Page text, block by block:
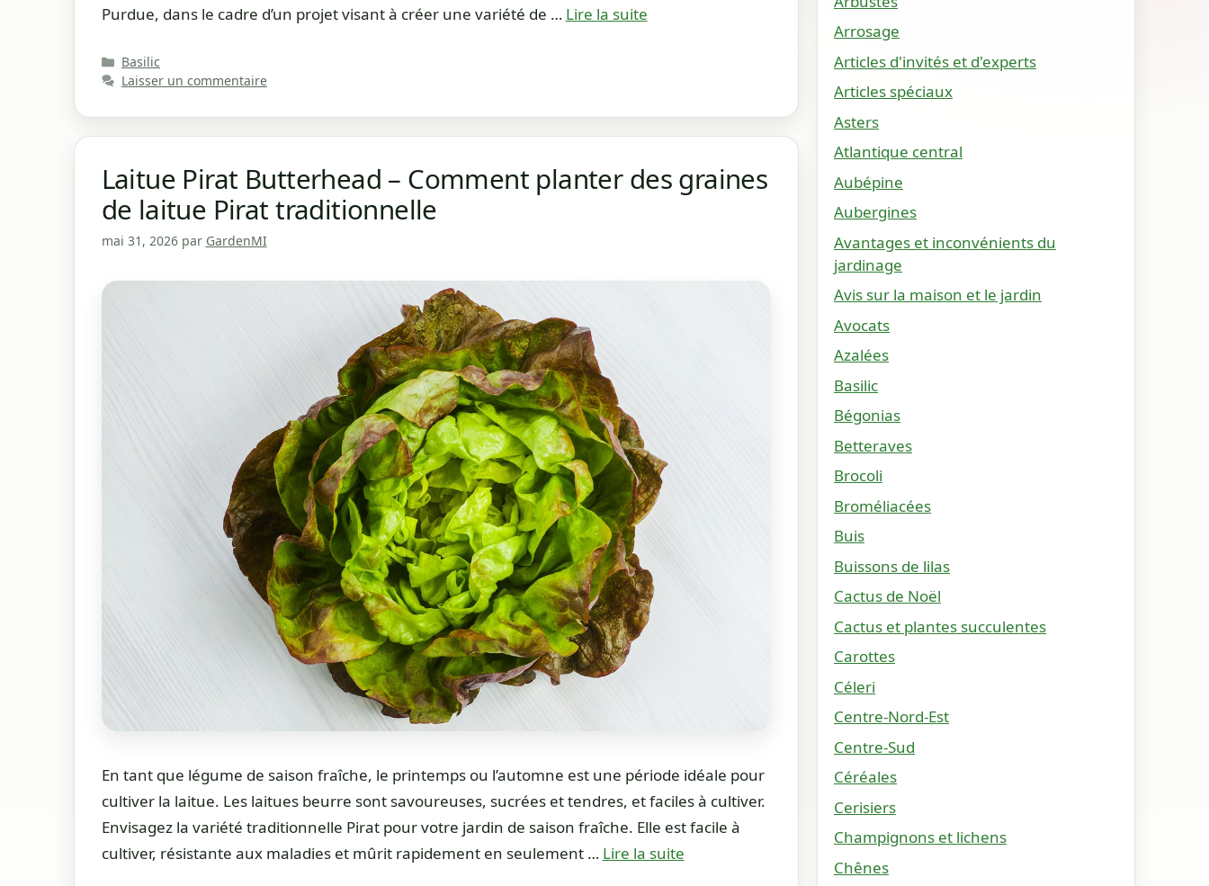
Purdue, dans le cadre d’un projet visant à créer une variété de … Lire la suite
Catégories
Basilic
Laisser un commentaire
Laitue Pirat Butterhead – Comment planter des graines
de laitue Pirat traditionnelle
mai 31, 2026 par GardenMI
En tant que légume de saison fraîche, le printemps ou l’automne est une période idéale pour
cultiver la laitue. Les laitues beurre sont savoureuses, sucrées et tendres, et faciles à cultiver.
Envisagez la variété traditionnelle Pirat pour votre jardin de saison fraîche. Elle est facile à
cultiver, résistante aux maladies et mûrit rapidement en seulement … Lire la suite
Arrosage
Articles d'invités et d'experts
Articles spéciaux
Asters
Atlantique central
Aubépine
Aubergines
Avantages et inconvénients du
jardinage
Avis sur la maison et le jardin
Avocats
Azalées
Basilic
Bégonias
Betteraves
Brocoli
Broméliacées
Buis
Buissons de lilas
Cactus de Noël
Cactus et plantes succulentes
Carottes
Céleri
Centre-Nord-Est
Centre-Sud
Céréales
Cerisiers
Champignons et lichens
Chênes